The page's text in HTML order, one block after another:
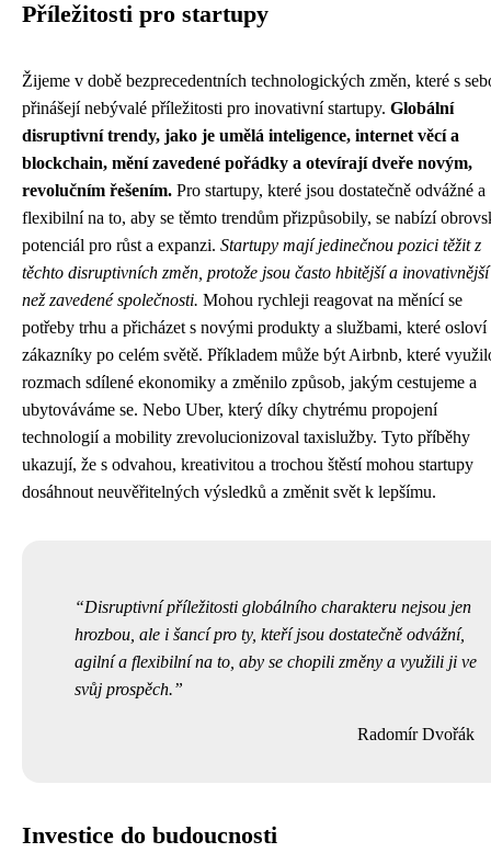
Příležitosti pro startupy
Žijeme v době bezprecedentních technologických změn, které s
přinášejí nebývalé příležitosti pro inovativní startupy. Globální
disruptivní trendy, jako je umělá inteligence, internet věcí a
blockchain, mění zavedené pořádky a otevírají dveře novým,
revolučním řešením. Pro startupy, které jsou dostatečně odvážné a
flexibilní na to, aby se těmto trendům přizpůsobily, se nabízí
potenciál pro růst a expanzi. Startupy mají jedinečnou pozici těžit z
těchto disruptivních změn, protože jsou často hbitější a inovativnější
než zavedené společnosti. Mohou rychleji reagovat na měnící se
potřeby trhu a přicházet s novými produkty a službami, které osloví
zákazníky po celém světě. Příkladem může být Airbnb, které
rozmach sdílené ekonomiky a změnilo způsob, jakým cestujeme a
ubytováváme se. Nebo Uber, který díky chytrému propojení
technologií a mobility zrevolucionizoval taxislužby. Tyto příběhy
ukazují, že s odvahou, kreativitou a trochou štěstí mohou startupy
dosáhnout neuvěřitelných výsledků a změnit svět k lepšímu.
Disruptivní příležitosti globálního charakteru nejsou jen
hrozbou, ale i šancí pro ty, kteří jsou dostatečně odvážní,
agilní a flexibilní na to, aby se chopili změny a využili ji ve
svůj prospěch.
Radomír Dvořák
Investice do budoucnosti